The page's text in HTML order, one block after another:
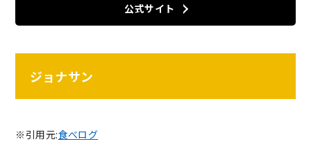
公式サイト
ジョナサン
※引用元:食べログ